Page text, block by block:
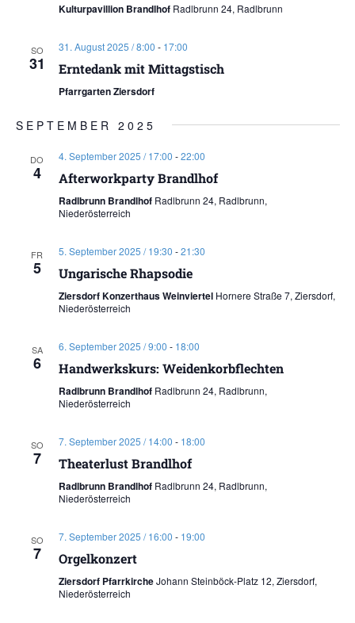
Kulturpavillion Brandlhof Radlbrunn 24, Radlbrunn
SO
31
31. August 2025 / 8:00 - 17:00
Erntedank mit Mittagstisch
Pfarrgarten Ziersdorf
SEPTEMBER 2025
DO
4
4. September 2025 / 17:00 -22:00
Afterworkparty Brandlhof
Radlbrunn Brandlhof Radlbrunn 24, Radlbrunn,
Niederösterreich
FR
5
5. September 2025 / 19:30 -21:30
Ungarische Rhapsodie
Ziersdorf Konzerthaus Weinviertel Hornere Straße 7, Ziersdorf,
Niederösterreich
SA
6
6. September 2025 / 9:00 - 18:00
Handwerkskurs: Weidenkorbflechten
Radlbrunn Brandlhof Radlbrunn 24, Radlbrunn,
Niederösterreich
SO
7
7. September 2025 / 14:00 - 18:00
Theaterlust Brandlhof
Radlbrunn Brandlhof Radlbrunn 24, Radlbrunn,
Niederösterreich
SO
7
7. September 2025 / 16:00 - 19:00
Orgelkonzert
Ziersdorf PfarrkircheJohann Steinböck-Platz 12, Ziersdorf,
Niederösterreich